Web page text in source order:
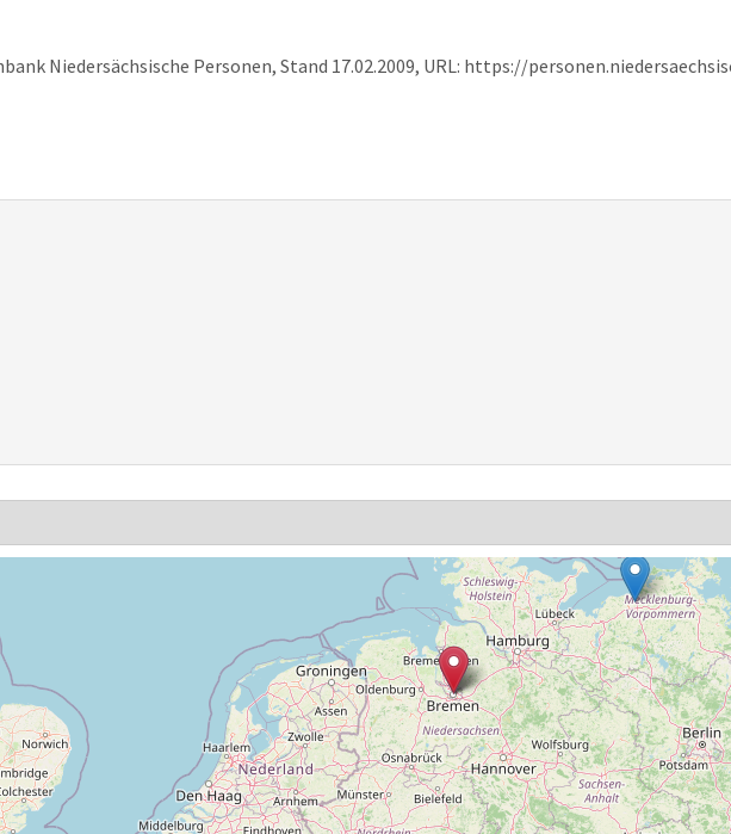
Niedersächsische Personen, Stand 17.02.2009, URL: https://